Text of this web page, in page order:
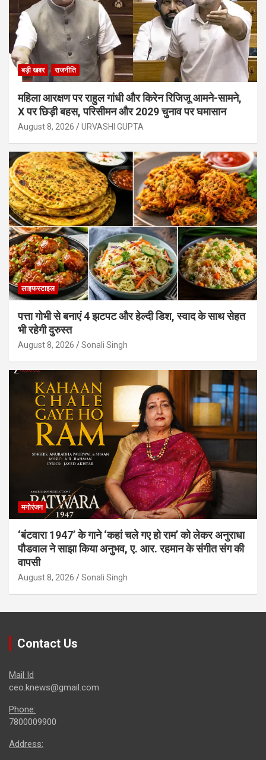
बड़ी खबर राजनीति
महिला आरक्षण पर राहुल गांधी और किरेन रिजिजू आमने-सामने,
X पर छिड़ी बहस, परिसीमन और 2029 चुनाव पर घमासान
August 8, 2026 URVASHI GUPTA
लाइफस्टाइल
पत्ता गोभी से बनाएं 4 झटपट और हेल्दी डिश, स्वाद के साथ सेहत
भी रहेगी दुरुस्त
August 8, 2026 Sonali Singh
मनोरंजन
‘बंटवारा 1947’ के गाने ‘कहां चले गए हो राम’ को लेकर अनुराधा
पौडवाल ने साझा किया अनुभव, ए. आर. रहमान के संगीत संग की
वापसी
August 8, 2026 Sonali Singh
Contact Us
Mail Id
ceo.knews@gmail.com
Phone:
7800009900
Address: